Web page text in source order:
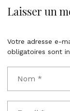
Laisser un
Votre adresse e-
obligatoires sont